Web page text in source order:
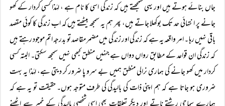
جاں بنائے ہوتے ہیں اور یہی سمجھتے ہیں کہ زندگی اسی کا نام ہے ، لہٰذا کسی کردار کے کھو
جانے پر انتہائی حد تک بوکھلا جاتے ہیں، پھر ہم یہ سمجھ بیٹھتے ہیں کہ اب زندگی کا کوئی مقصد
باقی نہیں رہا ۔ امر واقعہ یہ ہے کہ زندگی اور زندگی میں مضمر مقاصد تو بدرجہ اتم موجود رہتے ہیں
کہ زندگی ان قواعد کے مطابق رواں دواں ہے جنہیں منطق کبھی نہیں سمجھ سکتی۔ البتہ کسی
کردار میں کھو جانے کی ہماری نرالی منطق ہمیں بے سرو پا ضرور کر دیتی ہے، لہٰذا یہ بہت
ضروری ہو جاتا ہے کہ ہم اپنی ذات کی بالیدگی کی طرف متوجہ ہوں۔ حقیقت تو یہ ہے کہ